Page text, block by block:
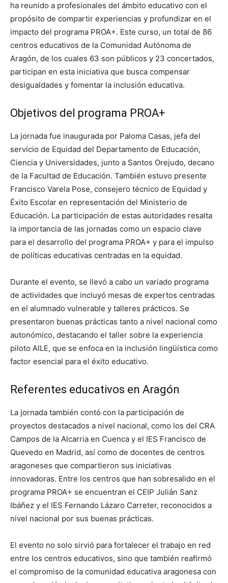
ha reunido a profesionales del ámbito educativo con el
propósito de compartir experiencias y profundizar en el
impacto del programa PROA+. Este curso, un total de 86
centros educativos de la Comunidad Autónoma de
Aragón, de los cuales 63 son públicos y 23 concertados,
participan en esta iniciativa que busca compensar
desigualdades y fomentar la inclusión educativa.
Objetivos del programa PROA+
La jornada fue inaugurada por Paloma Casas, jefa del
servicio de Equidad del Departamento de Educación,
Ciencia y Universidades, junto a Santos Orejudo, decano
de la Facultad de Educación. También estuvo presente
Francisco Varela Pose, consejero técnico de Equidad y
Éxito Escolar en representación del Ministerio de
Educación. La participación de estas autoridades resalta
la importancia de las jornadas como un espacio clave
para el desarrollo del programa PROA+ y para el impulso
de políticas educativas centradas en la equidad.
Durante el evento, se llevó a cabo un variado programa
de actividades que incluyó mesas de expertos centradas
en el alumnado vulnerable y talleres prácticos. Se
presentaron buenas prácticas tanto a nivel nacional como
autonómico, destacando el taller sobre la experiencia
piloto AILE, que se enfoca en la inclusión lingüística como
factor esencial para el éxito educativo.
Referentes educativos en Aragón
La jornada también contó con la participación de
proyectos destacados a nivel nacional, como los del CRA
Campos de la Alcarria en Cuenca y el IES Francisco de
Quevedo en Madrid, así como de docentes de centros
aragoneses que compartieron sus iniciativas
innovadoras. Entre los centros que han sobresalido en el
programa PROA+ se encuentran el CEIP Julián Sanz
Ibáñez y el IES Fernando Lázaro Carreter, reconocidos a
nivel nacional por sus buenas prácticas.
El evento no solo sirvió para fortalecer el trabajo en red
entre los centros educativos, sino que también reafirmó
el compromiso de la comunidad educativa aragonesa con